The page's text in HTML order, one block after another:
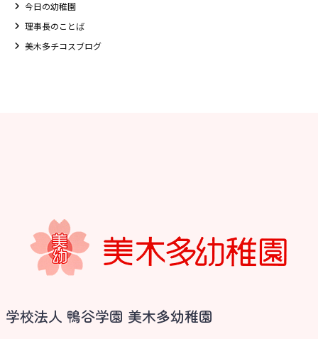
今日の幼稚園
理事長のことば
美木多チコスブログ
学校法人 鴨谷学園 美木多幼稚園
お知らせ